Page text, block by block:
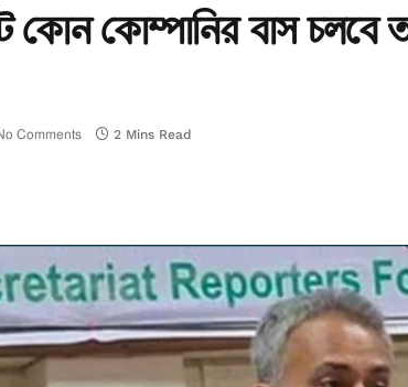
কোন কোম্পানির বাস চলবে
Comments 2 Mins Read